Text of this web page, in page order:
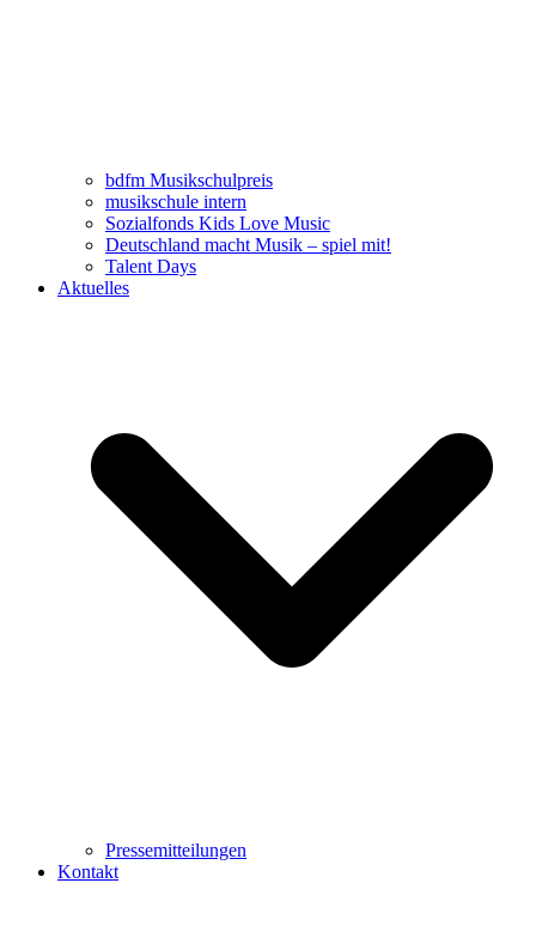
bdfm Musikschulpreis
musikschule intern
Sozialfonds Kids Love Music
Deutschland macht Musik – spiel mit!
Talent Days
Aktuelles
Pressemitteilungen
Kontakt